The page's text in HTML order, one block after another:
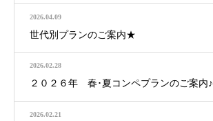
2026.04.09
世代別プランのご案内★
2026.02.28
２０２６年 春･夏コンペプランのご案内♪
2026.02.21